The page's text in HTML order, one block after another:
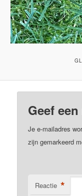
Geef
Je e-mailadres
zijn gemarkeerd
Reactie *